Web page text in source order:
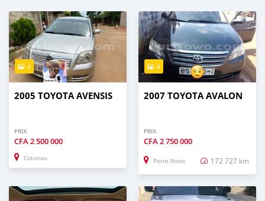
4
2005 TOYOTA AVENSIS
PRIX
CFA2 500 000
Cotonou
8
2007 TOYOTA AVALON
PRIX
CFA2 750 000
Porto Novo 172 727 km